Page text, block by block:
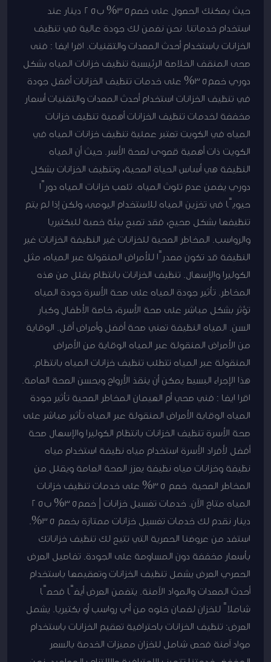
حيث يمكنك الحصول على خصم35% ب25 دينار عند
استخدام خدماتنا. نحن نضمن لك جودة عالية في تنظيف
الخزانات باستخدام أحدث المعدات والتقنيات. اقرا ايضا : فنى
صحى المنقف الخلاصة الرئيسية تنظيف خزانات المياه بشكل
دوري خصم35% على خدمات تنظيف الخزانات أفضل جودة
في تنظيف الخزانات استخدام أحدث المعدات والتقنيات أسعار
مخفضة لخدمات تنظيف الخزانات أهمية تنظيف خزانات
المياه في الكويت تعتبر عملية تنظيف خزانات المياه في
الكويت ذات أهمية قصوى لصحة الأسر. حيث أن المياه
النظيفة هي أساس الحياة الصحية، وتنظيف الخزانات بشكل
دوري يضمن عدم تلوث المياه. تلعب خزانات المياه دورًا
حيويًا في تخزين المياه للاستخدام اليومي، ولكن إذا لم يتم
تنظيفها بشكل صحيح، فقد تصبح بيئة خصبة للبكتيريا
والرواسب. المخاطر الصحية للخزانات غير النظيفة الخزانات غير
النظيفة قد تكون مصدرًا للأمراض المنقولة عبر المياه، مثل
الكوليرا والإسهال. تنظيف الخزانات بانتظام يقلل من هذه
المخاطر. تأثير جودة المياه على صحة الأسرة جودة المياه
تؤثر بشكل مباشر على صحة الأسرة، خاصة الأطفال وكبار
السن. المياه النظيفة تعني صحة أفضل وأمراض أقل. الوقاية
من الأمراض المنقولة عبر المياه الوقاية من الأمراض
المنقولة عبر المياه تتطلب تنظيف خزانات المياه بانتظام.
هذا الإجراء البسيط يمكن أن ينقذ الأرواح ويحسن الصحة العامة.
اقرا ايضا : فني صحي أم الهيمان المخاطر الصحية تأثير جودة
المياه الوقاية الأمراض المنقولة عبر المياه تأثير مباشر على
صحة الأسرة تنظيف الخزانات بانتظام الكوليرا والإسهال صحة
أفضل لأفراد الأسرة استخدام مياه نظيفة استخدام مياه
نظيفة وخزانات مياه نظيفة يعزز الصحة العامة ويقلل من
المخاطر الصحية. خصم 35% على خدمات تنظيف خزانات
المياه متاح الآن. خدمات تغسيل خزانات | خصم35% ب25
دينار نقدم لك خدمات تغسيل خزانات ممتازة بخصم 35%.
استفد من عروضنا الحصرية التي تتيح لك تنظيف خزاناتك
بأسعار مخفضة دون المساومة على الجودة. تفاصيل العرض
الحصري العرض يشمل تنظيف الخزانات وتعقيمها باستخدام
أحدث المعدات والمواد الآمنة. يتضمن العرض أيضًا فحصًا
شاملاً للخزان لضمان خلوه من أي رواسب أو بكتيريا. يشمل
العرض: تنظيف الخزانات باحترافية تعقيم الخزانات باستخدام
مواد آمنة فحص شامل للخزان مميزات الخدمة بالسعر